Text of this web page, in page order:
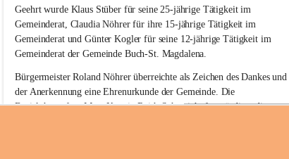
M
a
g
d
a
l
e
n
a
Geehrt wurde Klaus Stüber für seine 25-jährige Tätigkeit im
Gemeinderat, Claudia Nöhrer für ihre 15-jährige Tätigkeit im
Gemeinderat und Günter Kogler für seine 12-jährige Tätigkeit im
Gemeinderat der Gemeinde Buch-St. Magdalena.
Bürgermeister Roland Nöhrer überreichte als Zeichen des Dankes und
der Anerkennung eine Ehrenurkunde der Gemeinde. Die
Bezirkshauptfrau Mag. Kerstin Raith-Schweighofer würdigte die